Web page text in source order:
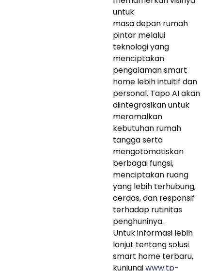
untuk
masa depan rumah
pintar melalui
teknologi yang
menciptakan
pengalaman smart
home lebih intuitif dan
personal. Tapo AI akan
diintegrasikan untuk
meramalkan
kebutuhan rumah
tangga serta
mengotomatiskan
berbagai fungsi,
menciptakan ruang
yang lebih terhubung,
cerdas, dan responsif
terhadap rutinitas
penghuninya.
Untuk informasi lebih
lanjut tentang solusi
smart home terbaru,
kunjungiwww.tp-